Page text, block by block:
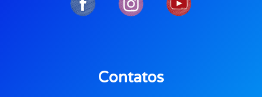
Contatos